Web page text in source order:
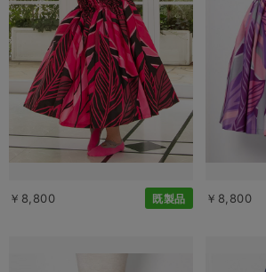
￥8,800 既製品 ￥8,800